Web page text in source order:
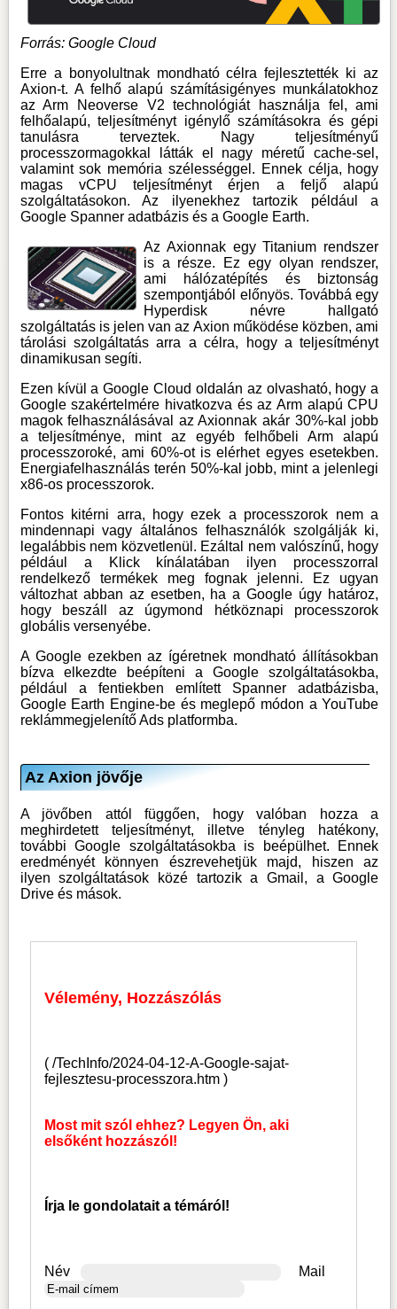
Forrás: Google Cloud
Erre a bonyolultnak mondható célra fejlesztették ki az
Axion-t. A felhő alapú számításigényes munkálatokhoz
az Arm Neoverse V2 technológiát használja fel, ami
felhőalapú, teljesítményt igénylő számításokra és gépi
tanulásra terveztek. Nagy teljesítményű
processzormagokkal látták el nagy méretű cache-sel,
valamint sok memória szélességgel. Ennek célja, hogy
magas vCPU teljesítményt érjen a feljő alapú
szolgáltatásokon. Az ilyenekhez tartozik például a
Google Spanner adatbázis és a Google Earth.
Az Axionnak egy Titanium rendszer
is a része. Ez egy olyan rendszer,
ami hálózatépítés és biztonság
szempontjából előnyös. Továbbá egy
Hyperdisk névre hallgató
szolgáltatás is jelen van az Axion működése közben, ami
tárolási szolgáltatás arra a célra, hogy a teljesítményt
dinamikusan segíti.
Ezen kívül aGoogle Cloud oldalán az olvasható, hogy a
Google szakértelmére hivatkozva és az Arm alapú CPU
magok felhasználásával az Axionnak akár 30%-kal jobb
a teljesítménye, mint az egyéb felhőbeli Arm alapú
processzoroké, ami 60%-ot is elérhet egyes esetekben.
Energiafelhasználás terén 50%-kal jobb, mint a jelenlegi
x86-os processzorok.
Fontos kitérni arra, hogy ezek a processzorok nem a
mindennapi vagy általános felhasználók szolgálják ki,
legalábbis nem közvetlenül. Ezáltal nem valószínű, hogy
például a Klick kínálatában ilyen processzorral
rendelkező termékek meg fognak jelenni. Ez ugyan
változhat abban az esetben, ha a Google úgy határoz,
hogy beszáll az úgymond hétköznapi processzorok
globális versenyébe.
A Google ezekben az ígéretnek mondható állításokban
bízva elkezdte beépíteni a Google szolgáltatásokba,
például a fentiekben említett Spanner adatbázisba,
Google Earth Engine-be és meglepő módon a YouTube
reklámmegjelenítő Ads platformba.
Az Axion jövője
A jövőben attól függően, hogy valóban hozza a
meghirdetett teljesítményt, illetve tényleg hatékony,
további Google szolgáltatásokba is beépülhet. Ennek
eredményét könnyen észrevehetjük majd, hiszen az
ilyen szolgáltatások közé tartozik a Gmail, a Google
Drive és mások.
Vélemény, Hozzászólás
(/TechInfo/2024-04-12-A-Google-sajat-
fejlesztesu-processzora.htm )
Most mit szól ehhez? Legyen Ön, aki
elsőként hozzászól!
Írja le gondolatait a témáról!
Név Mail